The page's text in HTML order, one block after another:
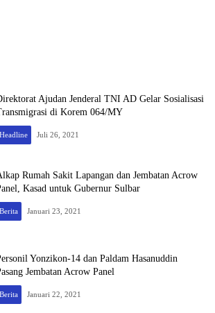
Ajudan Jenderal TNI AD Gelar Sosialisasi
di Korem 064/MY
Headline Juli 26, 2021
Rumah Sakit Lapangan dan Jembatan Acrow
Kasad untuk Gubernur Sulbar
Berita Januari 23, 2021
Yonzikon-14 dan Paldam Hasanuddin
Jembatan Acrow Panel
Berita Januari 22, 2021